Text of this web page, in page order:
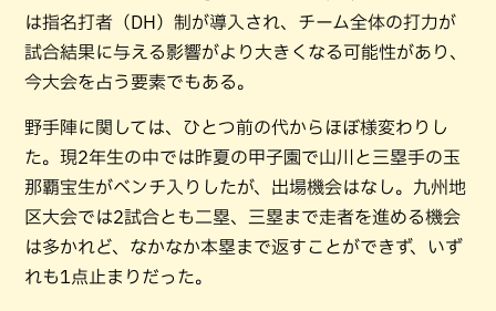
は指名打者（DH）制が導入され、チーム全体の打力が
試合結果に与える影響がより大きくなる可能性があり、
今大会を占う要素でもある。
野手陣に関しては、ひとつ前の代からほぼ様変わりし
た。現2年生の中では昨夏の甲子園で山川と三塁手の玉
那覇宝生がベンチ入りしたが、出場機会はなし。九州地
区大会では2試合とも二塁、三塁まで走者を進める機会
は多かれど、なかなか本塁まで返すことができず、いず
れも1点止まりだった。